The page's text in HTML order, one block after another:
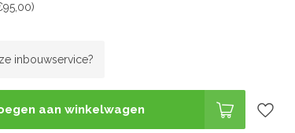
inbouwservice?
aan winkelwagen